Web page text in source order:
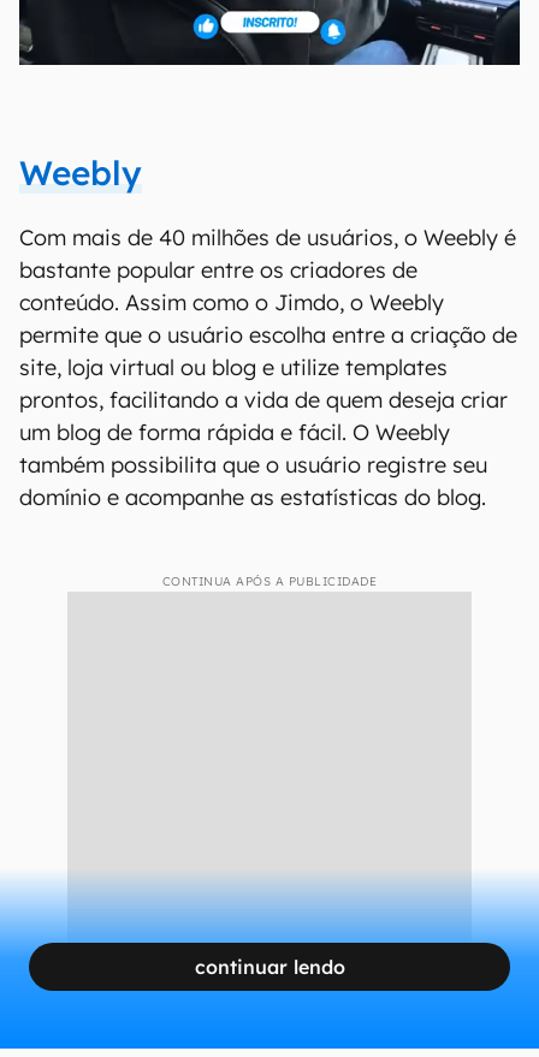
Weebly
Com mais de 40 milhões de usuários, o Weebly é
bastante popular entre os criadores de
conteúdo. Assim como o Jimdo, o Weebly
permite que o usuário escolha entre a criação de
site, loja virtual ou blog e utilize templates
prontos, facilitando a vida de quem deseja criar
um blog de forma rápida e fácil. O Weebly
também possibilita que o usuário registre seu
domínio e acompanhe as estatísticas do blog.
CONTINUA APÓS A PUBLICIDADE
continuar lendo